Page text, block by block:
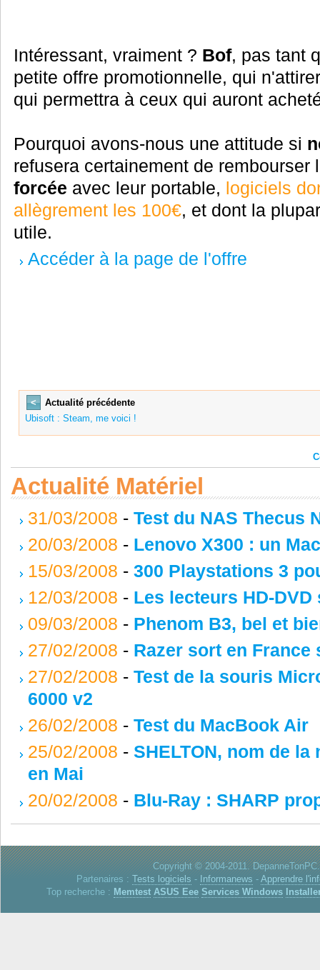
Intéressant, vraiment ? Bof, pas tant
petite offre promotionnelle, qui
qui permettra à ceux qui auront
Pourquoi avons-nous une attitude si
refusera certainement de rembourser
forcée avec leur portable, logiciels
allègrement les 100€, et dont la
utile.
Accéder à la page de l'offre
<
Actualité précédente
Ubisoft : Steam, me voici !
Actualité Matériel
31/03/2008 - Test du NAS Thecus
20/03/2008 - Lenovo X300 : un
15/03/2008 - 300 Playstations 3
12/03/2008 - Les lecteurs HD-
09/03/2008 - Phenom B3, bel et
27/02/2008 - Razer sort en
27/02/2008 - Test de la souris
6000 v2
26/02/2008 - Test du MacBook Air
25/02/2008 - SHELTON, nom de
en Mai
20/02/2008 - Blu-Ray : SHARP
Copyright © 2004-2011.
Partenaires : Tests logiciels - Informanews - Apprendre
Top recherche : Memtest ASUS Eee Services Windows